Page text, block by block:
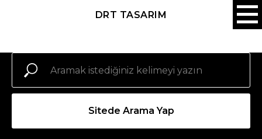
DRT TASARIM
Sitede Arama Yap